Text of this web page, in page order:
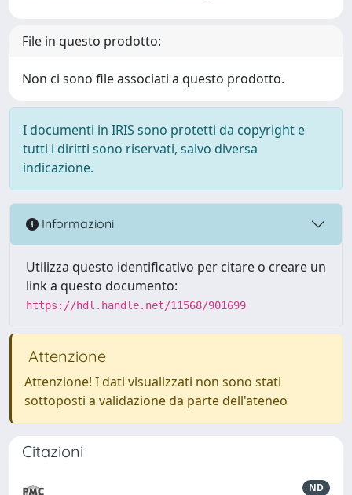
File in questo prodotto:
Non ci sono file associati a questo prodotto.
I documenti in IRIS sono protetti da copyright e
tutti i diritti sono riservati, salvo diversa
indicazione.
Informazioni
Utilizza questo identificativo per citare o creare un
link a questo documento:
https://hdl.handle.net/11568/901699
Attenzione
Attenzione! I dati visualizzati non sono stati
sottoposti a validazione da parte dell'ateneo
Citazioni
ND